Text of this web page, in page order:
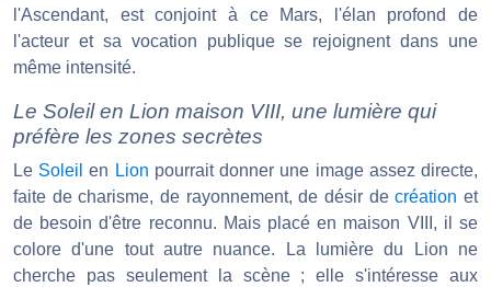
l'Ascendant, est conjoint à ce Mars, l'élan profond de
l'acteur et sa vocation publique se rejoignent dans une
même intensité.
Le Soleil en Lion maison VIII, une lumière qui
préfère les zones secrètes
Le Soleil en Lion pourrait donner une image assez directe,
faite de charisme, de rayonnement, de désir decréation et
de besoin d'être reconnu. Mais placé en maison VIII, il se
colore d'une tout autre nuance. La lumière du Lion ne
cherche pas seulement la scène ; elle s'intéresse aux